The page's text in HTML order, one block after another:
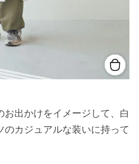
お出かけをイメージして、白
カジュアルな装いに持って